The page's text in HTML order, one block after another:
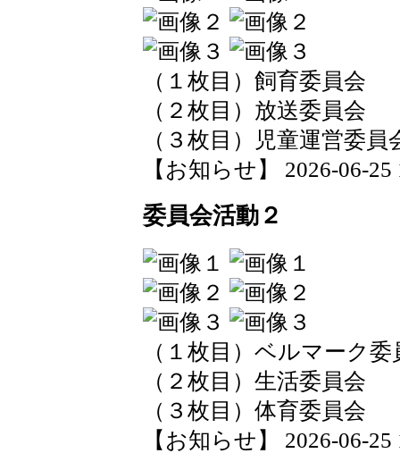
（１枚目）飼育委員会
（２枚目）放送委員会
（３枚目）児童運営委員
【お知らせ】 2026-06-25
委員会活動２
（１枚目）ベルマーク委
（２枚目）生活委員会
（３枚目）体育委員会
【お知らせ】 2026-06-25